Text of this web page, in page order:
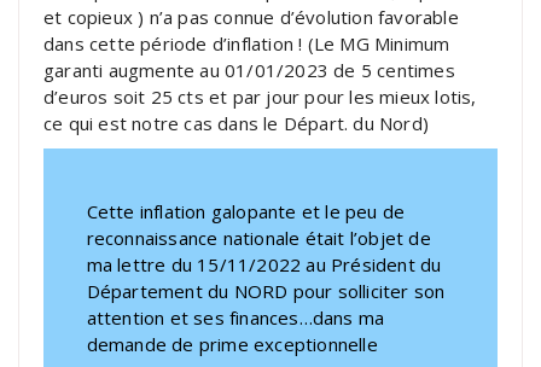
et copieux ) n’a pas connue d’évolution favorable
dans cette période d’inflation ! (Le MG Minimum
garanti augmente au 01/01/2023 de 5 centimes
d’euros soit 25 cts et par jour pour les mieux lotis,
ce qui est notre cas dans le Départ. du Nord)
Cette inflation galopante et le peu de
reconnaissance nationale était l’objet de
ma lettre du 15/11/2022 au Président du
Département du NORD pour solliciter son
attention et ses finances…dans ma
demande de prime exceptionnelle